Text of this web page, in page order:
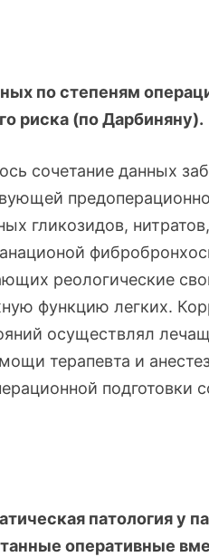
по степеням
риска (по Дарбиняну).
сочетание данных
гликозидов, нитратов,
реологические
функцию легких.
осуществлял
терапевта и
подготовки
патология у
оперативные